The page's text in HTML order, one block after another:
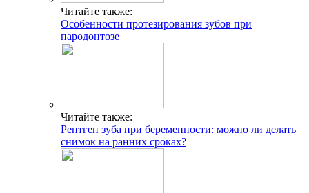
Читайте также:
Особенности протезирования зубов при
пародонтозе
Читайте также:
Рентген зуба при беременности: можно ли делать
снимок на ранних сроках?